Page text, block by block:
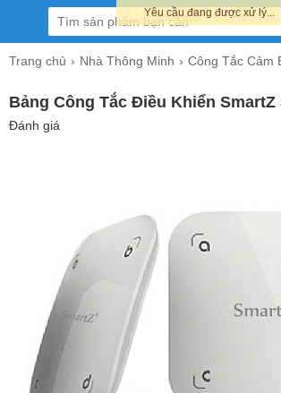
Trang chủ Nhà Thông Minh Công Tắc Cảm
Bảng Công Tắc Điều Khiển SmartZ
Đánh giá
Yêu cầu đang được xử lý...